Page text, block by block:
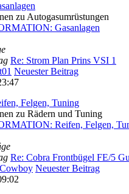
zu Autogasumrüstungen
Gasanlagen
Re: Strom Plan Prins VSI 1
Neuester Beitrag
Felgen, Tuning
zu Rädern und Tuning
Reifen, Felgen,
Re: Cobra Frontbügel FE/5
Neuester Beitrag